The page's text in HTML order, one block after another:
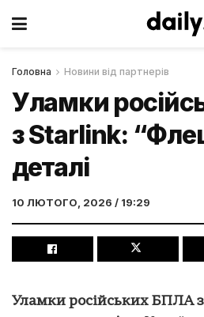
Головна Новини від партнерів
Уламки
з Starlink:
деталі
10 ЛЮТОГО, 2026 / 19:29
Уламки російських БПЛА